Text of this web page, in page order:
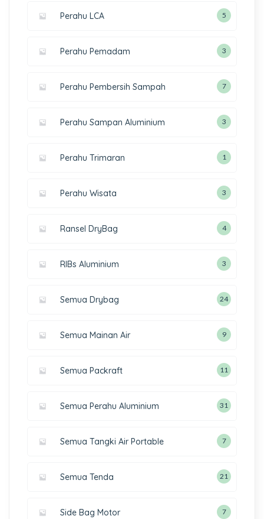
Perahu LCA 5
Perahu Pemadam 3
Perahu Pembersih Sampah 7
Perahu Sampan Aluminium 3
Perahu Trimaran 1
Perahu Wisata 3
Ransel DryBag 4
RIBs Aluminium 3
Semua Drybag 24
Semua Mainan Air 9
Semua Packraft 11
Semua Perahu Aluminium 31
Semua Tangki Air Portable 7
Semua Tenda 21
Side Bag Motor 7